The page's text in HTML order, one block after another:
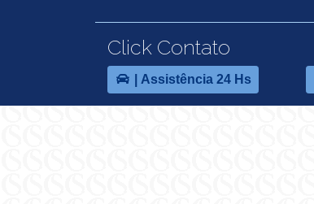
Click Contato
| Assistência 24 Hs